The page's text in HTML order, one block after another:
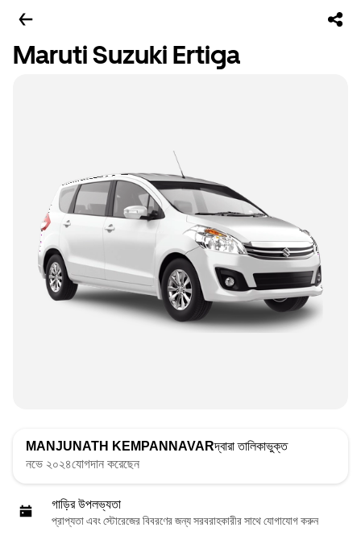
Maruti Suzuki Ertiga
MANJUNATH KEMPANNAVARদ্বারা তালিকাভুক্ত
নভে ২০২৪যোগদান করেছেন
গাড়ির উপলভ্যতা
প্রাপ্যতা এবং স্টোরেজের বিবরণের জন্য সরবরাহকারীর সাথে যোগাযোগ করুন